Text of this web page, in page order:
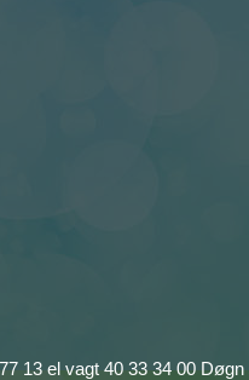
13 el vagt 40 33 34 00